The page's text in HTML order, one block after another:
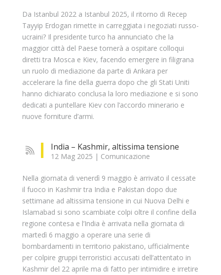
Da Istanbul 2022 a Istanbul 2025, il ritorno di Recep
Tayyip Erdogan rimette in carreggiata i negoziati russo-
ucraini? Il presidente turco ha annunciato che la
maggior città del Paese tornerà a ospitare colloqui
diretti tra Mosca e Kiev, facendo emergere in filigrana
un ruolo di mediazione da parte di Ankara per
accelerare la fine della guerra dopo che gli Stati Uniti
hanno dichiarato conclusa la loro mediazione e si sono
dedicati a puntellare Kiev con l’accordo minerario e
nuove forniture d’armi.
India – Kashmir, altissima tensione
12 Mag 2025 | Comunicazione
Nella giornata di venerdì 9 maggio è arrivato il cessate
il fuoco in Kashmir tra India e Pakistan dopo due
settimane ad altissima tensione in cui Nuova Delhi e
Islamabad si sono scambiate colpi oltre il confine della
regione contesa e l’India è arrivata nella giornata di
martedì 6 maggio a operare una serie di
bombardamenti in territorio pakistano, ufficialmente
per colpire gruppi terroristici accusati dell’attentato in
Kashmir del 22 aprile ma di fatto per intimidire e irretire